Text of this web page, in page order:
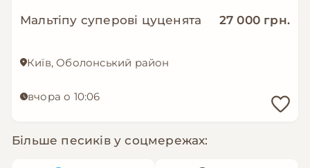
Мальтіпу суперові цуценята 27 000 грн.
Київ, Оболонський район
вчора о 10:06
Більше песиків у соцмережах: